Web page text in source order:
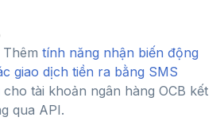
Thêm tính năng nhận biến động
giao dịch tiền ra bằng SMS
cho tài khoản ngân hàng OCB kết
qua API.